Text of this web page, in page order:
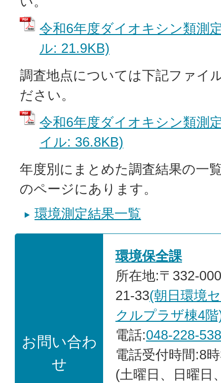
令和6年度ダイオキシン類測
ル: 21.9KB)
調査地点については下記ファイ
ださい。
令和6年度ダイオキシン類測
イル: 36.8KB)
年度別にまとめた調査結果の一
のページにあります。
環境測定結果一覧
お問い合わ
せ
環境保全課
所在地:〒332-
21-33(朝日環境
クルプラザ棟4
電話:048-228-
電話受付時間:8
(土曜日、日曜日